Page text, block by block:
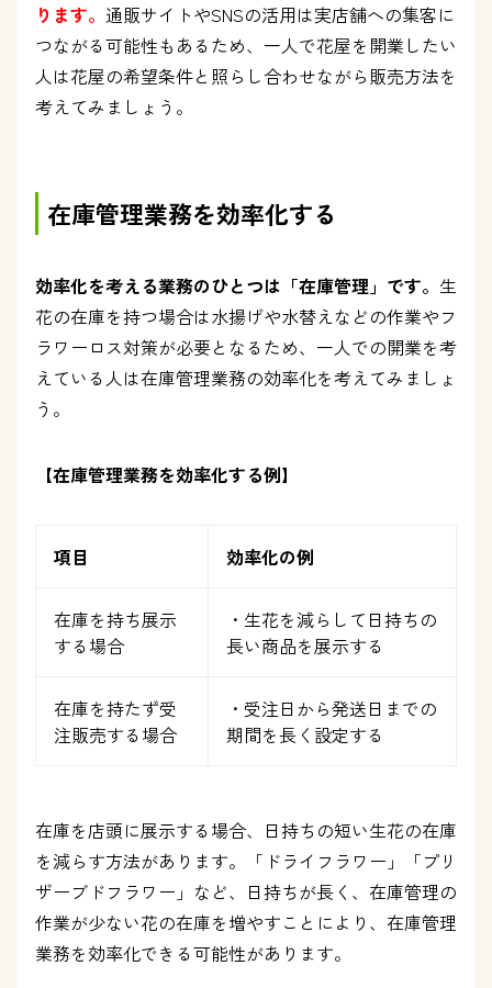
ります。 通販サイトやSNSの活用は実店舗への集客に
つながる可能性もあるため、一人で花屋を開業したい
人は花屋の希望条件と照らし合わせながら販売方法を
考えてみましょう。
在庫管理業務を効率化する
効率化を考える業務のひとつは「在庫管理」です。 生
花の在庫を持つ場合は水揚げや水替えなどの作業やフ
ラワーロス対策が必要となるため、一人での開業を考
えている人は在庫管理業務の効率化を考えてみましょ
う。
【在庫管理業務を効率化する例】
項目 効率化の例
在庫を持ち展示
する場合
・生花を減らして日持ちの
長い商品を展示する
在庫を持たず受
注販売する場合
・受注日から発送日までの
期間を長く設定する
在庫を店頭に展示する場合、日持ちの短い生花の在庫
を減らす方法があります。「ドライフラワー」「プリ
ザーブドフラワー」など、日持ちが長く、在庫管理の
作業が少ない花の在庫を増やすことにより、在庫管理
業務を効率化できる可能性があります。